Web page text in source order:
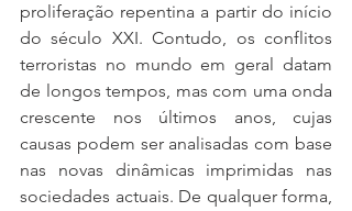
proliferação repentina a partir do início
do século XXI. Contudo, os conflitos
terroristas no mundo em geral datam
de longos tempos, mas com uma onda
crescente nos últimos anos, cujas
causas podem ser analisadas com base
nas novas dinâmicas imprimidas nas
sociedades actuais. De qualquer forma,